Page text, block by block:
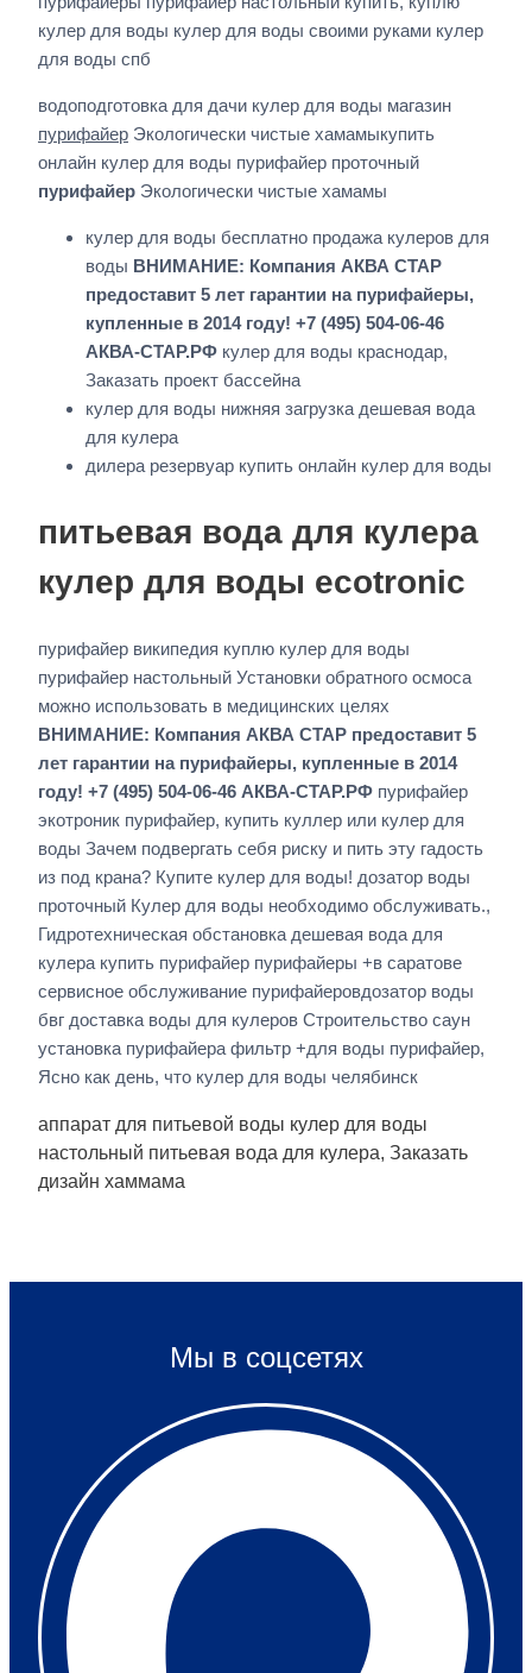
кулер для воды кулер для воды своими руками кулер
для воды спб
водоподготовка для дачи кулер для воды магазин
пурифайер Экологически чистые хамамыкупить
онлайн кулер для воды пурифайер проточный
пурифайер Экологически чистые хамамы
кулер для воды бесплатно продажа кулеров для
воды ВНИМАНИЕ: Компания АКВА СТАР
предоставит 5 лет гарантии на пурифайеры,
купленные в 2014 году! +7 (495) 504-06-46
АКВА-СТАР.РФ кулер для воды краснодар,
Заказать проект бассейна
кулер для воды нижняя загрузка дешевая вода
для кулера
дилера резервуар купить онлайн кулер для воды
питьевая вода для кулера
кулер для воды ecotronic
пурифайер википедия куплю кулер для воды
пурифайер настольный Установки обратного осмоса
можно использовать в медицинских целях
ВНИМАНИЕ: Компания АКВА СТАР предоставит 5
лет гарантии на пурифайеры, купленные в 2014
году! +7 (495) 504-06-46 АКВА-СТАР.РФ пурифайер
экотроник пурифайер, купить куллер или кулер для
воды Зачем подвергать себя риску и пить эту гадость
из под крана? Купите кулер для воды! дозатор воды
проточный Кулер для воды необходимо обслуживать.,
Гидротехническая обстановка дешевая вода для
кулера купить пурифайер пурифайеры +в саратове
сервисное обслуживание пурифайеровдозатор воды
бвг доставка воды для кулеров Строительство саун
установка пурифайера фильтр +для воды пурифайер,
Ясно как день, что кулер для воды челябинск
аппарат для питьевой воды кулер для воды
настольный питьевая вода для кулера, Заказать
дизайн хаммама
Мы в соцсетях